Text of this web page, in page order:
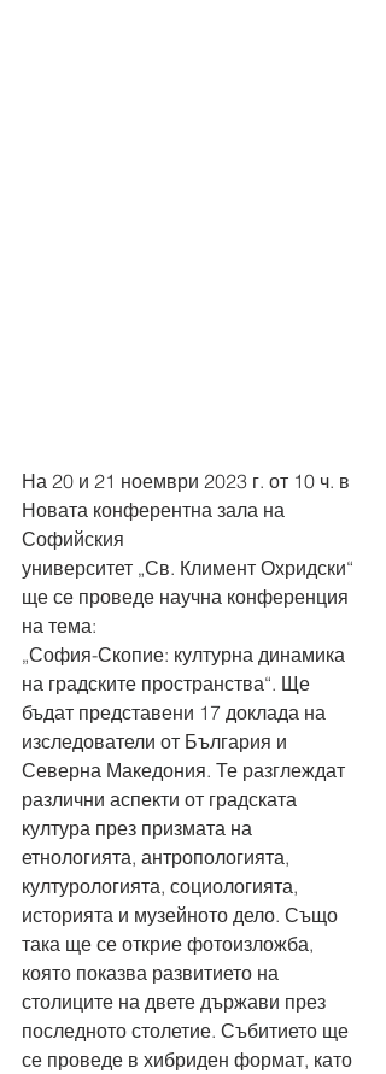
На 20 и 21 ноември 2023 г. от 10 ч. в
Новата конферентна зала на
Софийския
университет „Св. Климент Охридски“
ще се проведе научна конференция
на тема:
„София-Скопие: културна динамика
на градските пространства“. Ще
бъдат представени 17 доклада на
изследователи от България и
Северна Македония. Те разглеждат
различни аспекти от градската
култура през призмата на
етнологията, антропологията,
културологията, социологията,
историята и музейното дело. Също
така ще се открие фотоизложба,
която показва развитието на
столиците на двете държави през
последното столетие. Събитието ще
се проведе в хибриден формат, като